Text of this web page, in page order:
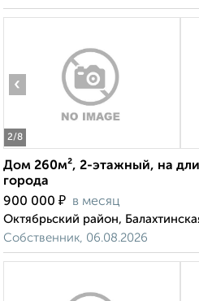
2/8
‹
Дом 260м², 2-этажный, на
города
900 000 ₽ в месяц
Октябрьский район,
Собственник, 06.08.2026